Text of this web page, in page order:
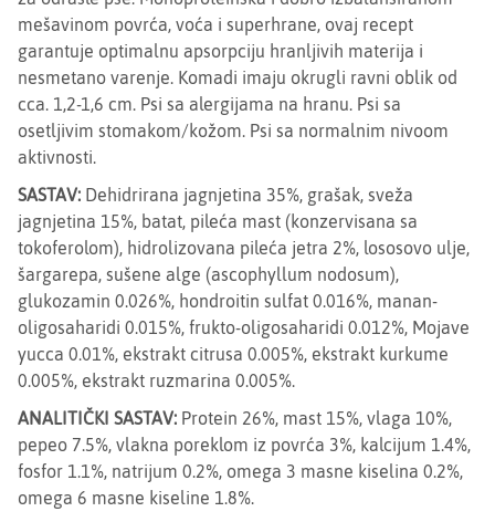
mešavinom povrća, voća i superhrane, ovaj recept
garantuje optimalnu apsorpciju hranljivih materija i
nesmetano varenje. Komadi imaju okrugli ravni oblik od
cca. 1,2-1,6 cm. Psi sa alergijama na hranu. Psi sa
osetljivim stomakom/kožom. Psi sa normalnim nivoom
aktivnosti.
SASTAV: Dehidrirana jagnjetina 35%, grašak, sveža
jagnjetina 15%, batat, pileća mast (konzervisana sa
tokoferolom), hidrolizovana pileća jetra 2%, lososovo ulje,
šargarepa, sušene alge (ascophyllum nodosum),
glukozamin 0.026%, hondroitin sulfat 0.016%, manan-
oligosaharidi 0.015%, frukto-oligosaharidi 0.012%, Mojave
yucca 0.01%, ekstrakt citrusa 0.005%, ekstrakt kurkume
0.005%, ekstrakt ruzmarina 0.005%.
ANALITIČKI SASTAV: Protein 26%, mast 15%, vlaga 10%,
pepeo 7.5%, vlakna poreklom iz povrća 3%, kalcijum 1.4%,
fosfor 1.1%, natrijum 0.2%, omega 3 masne kiselina 0.2%,
omega 6 masne kiseline 1.8%.